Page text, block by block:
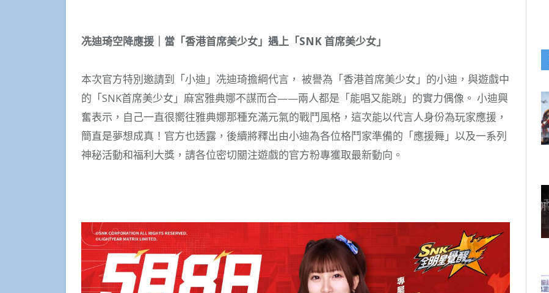
冼迪琦空降應援｜當「香港首席美少女」遇上「SNK 首席美少女」
本次官方特別邀請到「小迪」冼迪琦擔綱代言， 被譽為「香港首席美少女」的小迪，與遊戲中
的「SNK首席美少女」麻宮雅典娜不謀而合——兩人都是「能唱又能跳」的實力偶像。 小迪興
奮表示，自己一直很嚮往雅典娜那種充滿元氣的戰鬥風格，這次能以代言人身份為玩家應援，
簡直是夢想成真！官方也透露，後續將釋出由小迪為各位格鬥家準備的「應援舞」以及一系列
神秘活動和福利大獎，請各位密切關注遊戲的官方粉專獲取最新動向。